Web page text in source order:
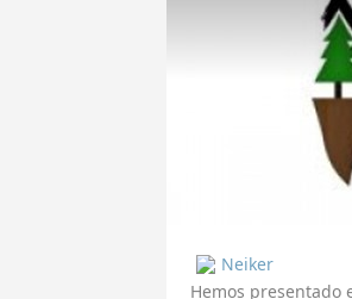
Neiker
Hemos presentado